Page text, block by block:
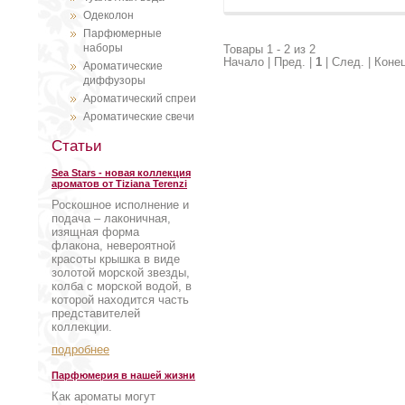
Одеколон
Парфюмерные
наборы
Ароматические
диффузоры
Ароматический спреи
Ароматические свечи
Статьи
Sea Stars - новая коллекция
ароматов от Tiziana Terenzi
Роскошное исполнение и
подача – лаконичная,
изящная форма
флакона, невероятной
красоты крышка в виде
золотой морской звезды,
колба с морской водой, в
которой находится часть
представителей
коллекции.
подробнее
Парфюмерия в нашей жизни
Как ароматы могут
Товары 1 - 2 из 2
Начало | Пред. | 1 | След. |